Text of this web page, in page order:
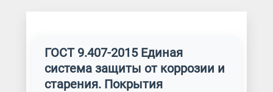
ГОСТ 9.407-2015 Единая
система защиты от коррозии и
старения. Покрытия